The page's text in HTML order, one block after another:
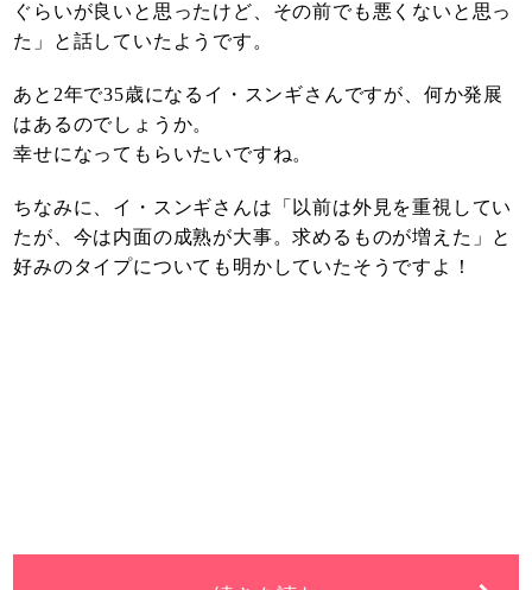
ぐらいが良いと思ったけど、その前でも悪くないと思っ
た」と話していたようです。
あと2年で35歳になるイ・スンギさんですが、何か発展
はあるのでしょうか。
幸せになってもらいたいですね。
ちなみに、イ・スンギさんは「以前は外見を重視してい
たが、今は内面の成熟が大事。求めるものが増えた」と
好みのタイプについても明かしていたそうですよ！